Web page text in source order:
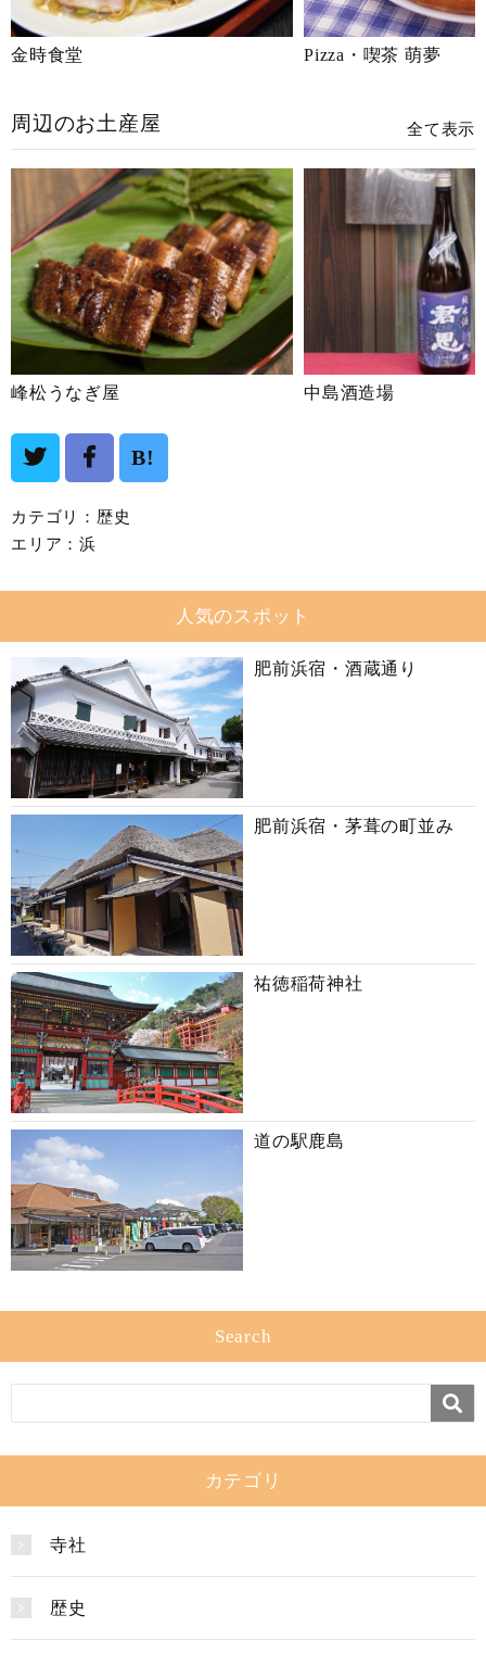
金時食堂 Pizza・喫茶 萌夢
周辺のお土産屋 全て表示
峰松うなぎ屋 中島酒造場
B!
カテゴリ： 歴史
エリア： 浜
人気のスポット
肥前浜宿・酒蔵通り
肥前浜宿・茅葺の町並み
祐徳稲荷神社
道の駅鹿島
Search
カテゴリ
寺社
歴史